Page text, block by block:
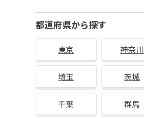
都道府県から探す
東京 神奈川
埼玉 茨城
千葉 群馬